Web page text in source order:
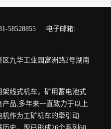
58528855 电子邮箱:
九华工业园富洲路2号湖南
线式机车，矿用蓄电池式
品,多年来一直致力于以上
作为工矿机车的牵引动